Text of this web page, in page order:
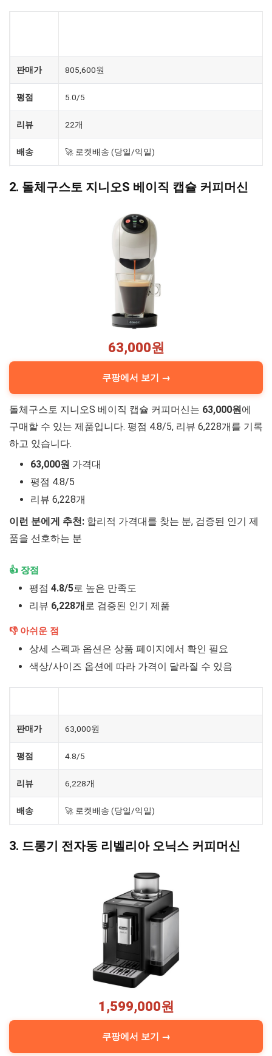
판매가 805,600원
평점 5.0/5
리뷰 22개
배송 🚀 로켓배송 (당일/익일)
2. 돌체구스토 지니오S 베이직 캡슐 커피머신
63,000원
쿠팡에서 보기 →
돌체구스토 지니오S 베이직 캡슐 커피머신는 63,000원에
구매할 수 있는 제품입니다. 평점 4.8/5, 리뷰 6,228개를 기록
하고 있습니다.
63,000원 가격대
평점 4.8/5
리뷰 6,228개
이런 분에게 추천: 합리적 가격대를 찾는 분, 검증된 인기 제
품을 선호하는 분
👍 장점
평점 4.8/5로 높은 만족도
리뷰 6,228개로 검증된 인기 제품
👎 아쉬운 점
상세 스펙과 옵션은 상품 페이지에서 확인 필요
색상/사이즈 옵션에 따라 가격이 달라질 수 있음
판매가 63,000원
평점 4.8/5
리뷰 6,228개
배송 🚀 로켓배송 (당일/익일)
3. 드롱기 전자동 리벨리아 오닉스 커피머신
1,599,000원
쿠팡에서 보기 →